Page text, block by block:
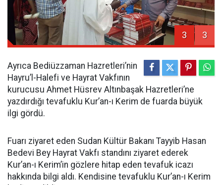
3 3
Ayrıca Bediüzzaman Hazretleri’nin
Hayru’l-Halefi ve Hayrat Vakfının
kurucusu Ahmet Hüsrev Altınbaşak Hazretleri’ne
yazdırdığı tevafuklu Kur’an-ı Kerim de fuarda büyük
ilgi gördü.
Fuarı ziyaret eden Sudan Kültür Bakanı Tayyib Hasan
Bedevi Bey Hayrat Vakfı standını ziyaret ederek
Kur’an-ı Kerim’in gözlere hitap eden tevafuk icazı
hakkında bilgi aldı. Kendisine tevafuklu Kur’an-ı Kerim